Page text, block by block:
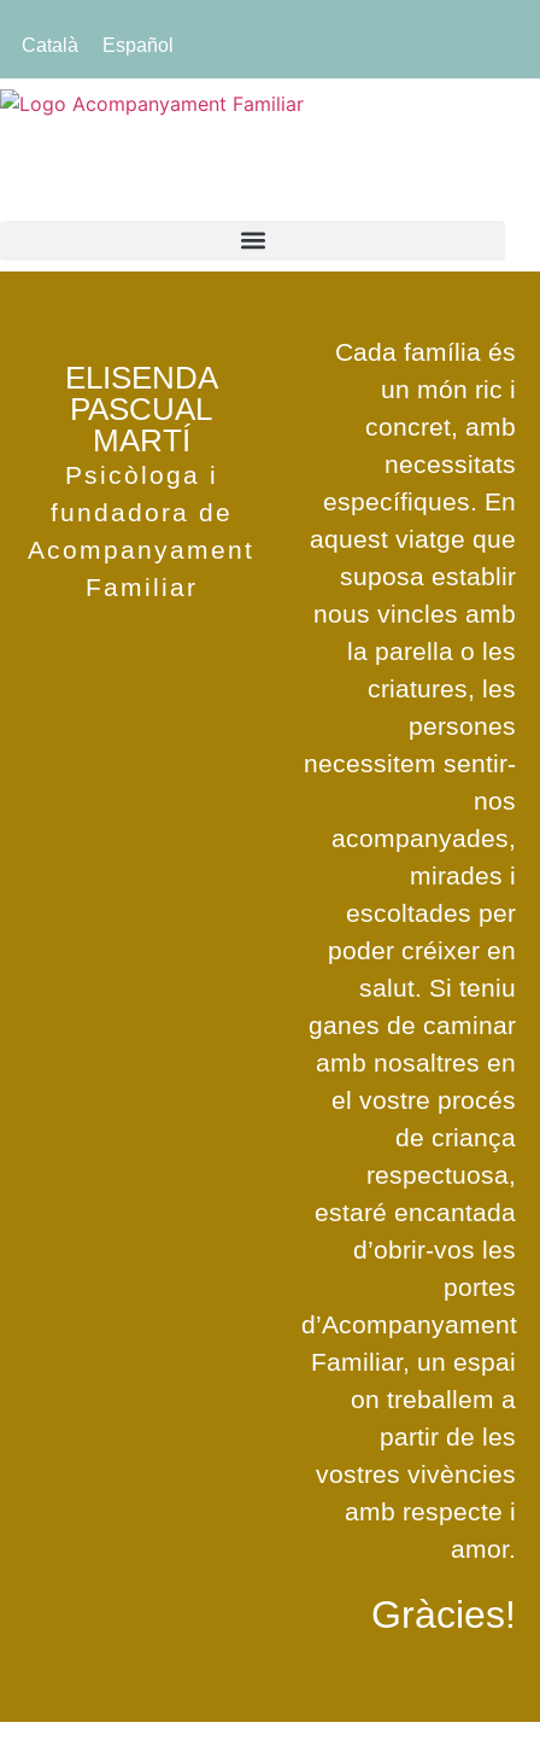
Català Español
ELISENDA
PASCUAL
MARTÍ
Psicòloga i
fundadora de
Acompanyament
Familiar
Cada família és
un món ric i
concret, amb
necessitats
específiques. En
aquest viatge que
suposa establir
nous vincles amb
la parella o les
criatures, les
persones
necessitem sentir-
nos
acompanyades,
mirades i
escoltades per
poder créixer en
salut. Si teniu
ganes de caminar
amb nosaltres en
el vostre procés
de criança
respectuosa,
estaré encantada
d’obrir-vos les
portes
d’Acompanyament
Familiar, un espai
on treballem a
partir de les
vostres vivències
amb respecte i
amor.
Gràcies!